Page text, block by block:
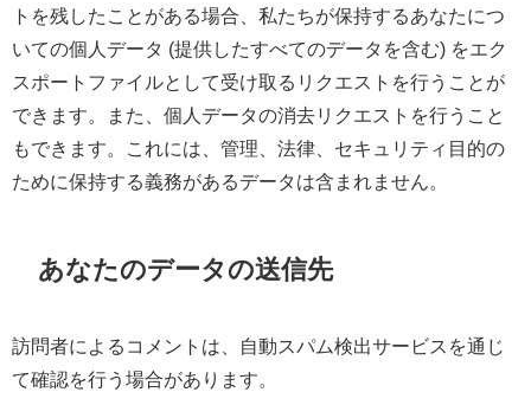
トを残したことがある場合、私たちが保持するあなたにつ
いての個人データ (提供したすべてのデータを含む) をエク
スポートファイルとして受け取るリクエストを行うことが
できます。また、個人データの消去リクエストを行うこと
もできます。これには、管理、法律、セキュリティ目的の
ために保持する義務があるデータは含まれません。
あなたのデータの送信先
訪問者によるコメントは、自動スパム検出サービスを通じ
て確認を行う場合があります。